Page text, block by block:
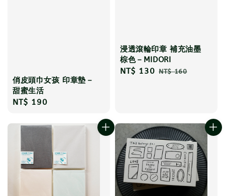
俏皮頭巾女孩 印章墊－
甜蜜生活
Regular
NT$ 190
浸透滾輪印章 補充油墨
棕色－MIDORI
Sale
NT$ 130 Regular
NT$ 160